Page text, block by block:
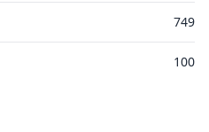
749
100